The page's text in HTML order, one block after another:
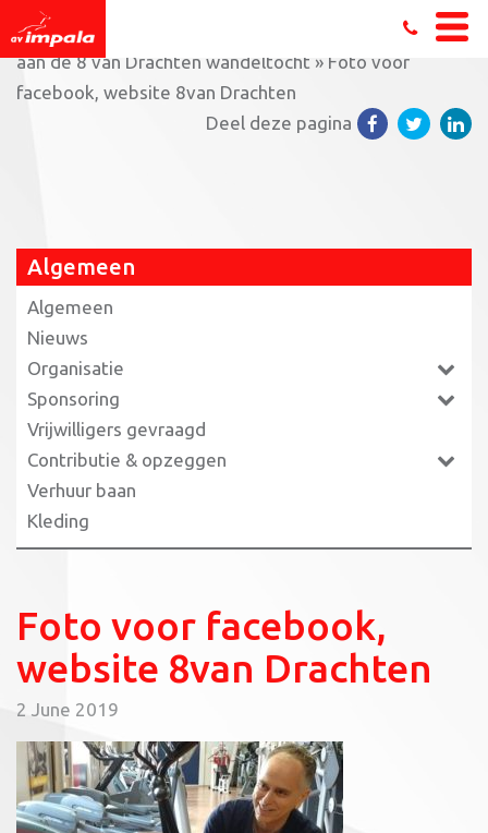
Home»VoetFlex verzorgt gratis voetscreening vooraf
aan de 8 van Drachten wandeltocht » Foto voor
facebook, website 8van Drachten
Deel deze pagina
Algemeen
Algemeen
Nieuws
Organisatie
Sponsoring
Vrijwilligers gevraagd
Contributie & opzeggen
Verhuur baan
Kleding
Foto voor facebook,
website 8van Drachten
2 June 2019